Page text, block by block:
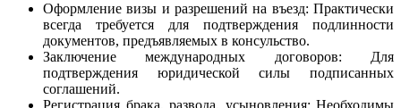
Оформление визы и разрешений на въезд: Практически
всегда требуется для подтверждения подлинности
документов, предъявляемых в консульство.
Заключение международных договоров: Для
подтверждения юридической силы подписанных
соглашений.